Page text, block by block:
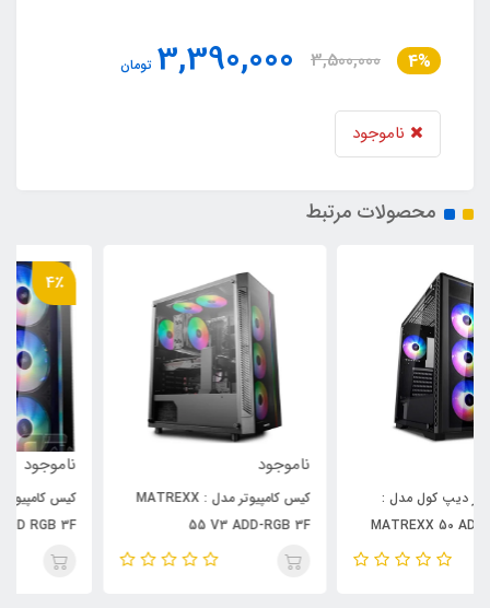
4%
3,500,000
3,390,000 تومان
ناموجود
محصولات مرتبط
کیس کامپیوتر مدل : MATREXX
55 V3 ADD-RGB 3F
4٪
کیس کامپیوتر دیپ کول مدل :
Matrexx 70 ADD RGB 3F